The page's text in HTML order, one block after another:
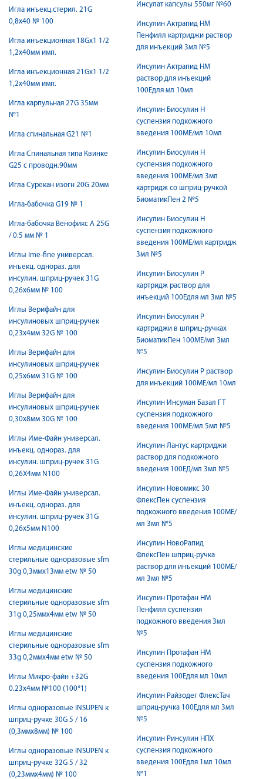
Игла инъекц.стерил. 21G
0,8х40 № 100
Игла инъекционная 18Gх1 1/2
1,2х40мм имп.
Игла инъекционная 21Gх1 1/2
1,2х40мм имп.
Игла карпульная 27G 35мм
№1
Игла спинальная G21 №1
Игла Спинальная типа Квинке
G25 с проводн.90мм
Игла Сурекан изогн 20G 20мм
Игла-бабочка G19 № 1
Игла-бабочка Венофикс А 25G
/ 0.5 мм № 1
Иглы Ime-fine универсал.
инъекц. однораз. для
инсулин. шприц-ручек 31G
0,26х6мм № 100
Иглы Верифайн для
инсулиновых шприц-ручек
0,23х4мм 32G № 100
Иглы Верифайн для
инсулиновых шприц-ручек
0,25х6мм 31G № 100
Иглы Верифайн для
инсулиновых шприц-ручек
0,30х8мм 30G № 100
Иглы Име-Файн универсал.
инъекц. однораз. для
инсулин. шприц-ручек 31G
0,26Х4мм N100
Иглы Име-Файн универсал.
инъекц. однораз. для
инсулин. шприц-ручек 31G
0,26х5мм N100
Иглы медицинские
стерильные одноразовые sfm
30g 0,3ммх13мм etw № 50
Иглы медицинские
стерильные одноразовые sfm
31g 0,25ммх4мм etw № 50
Иглы медицинские
стерильные одноразовые sfm
33g 0,2ммх4мм etw № 50
Иглы Микро-файн +32G
0.23х4мм №100 (100*1)
Иглы одноразовые INSUPEN к
шприц-ручке 30G 5 / 16
(0,3ммx8мм) № 100
Иглы одноразовые INSUPEN к
шприц-ручке 32G 5 / 32
(0,23ммx4мм) № 100
Инсулат капсулы 550мг №60
Инсулин Актрапид НМ
Пенфилл картриджи раствор
для инъекций 3мл №5
Инсулин Актрапид НМ
раствор для инъекций
100Едля мл 10мл
Инсулин Биосулин Н
суспензия подкожного
введения 100МЕ/мл 10мл
Инсулин Биосулин Н
суспензия подкожного
введения 100МЕ/мл 3мл
картридж со шприц-ручкой
БиоматикПен 2 №5
Инсулин Биосулин Н
суспензия подкожного
введения 100МЕ/мл картридж
3мл №5
Инсулин Биосулин Р
картридж раствор для
инъекций 100Едля мл 3мл №5
Инсулин Биосулин Р
картриджи в шприц-ручках
БиоматикПен 100МЕ/мл 3мл
№5
Инсулин Биосулин Р раствор
для инъекций 100МЕ/мл 10мл
Инсулин Инсуман Базал ГТ
суспензия подкожного
введения 100МЕ/мл 5мл №5
Инсулин Лантус картриджи
раствор для подкожного
введения 100ЕД/мл 3мл №5
Инсулин Новомикс 30
ФлексПен суспензия
подкожного введения 100МЕ/
мл 3мл №5
Инсулин НовоРапид
ФлексПен шприц-ручка
раствор для инъекций 100МЕ/
мл 3мл №5
Инсулин Протафан НМ
Пенфилл суспензия
подкожного введения 3мл
№5
Инсулин Протафан НМ
суспензия подкожного
введения 100Едля мл 10мл
Инсулин Райзодег ФлексТач
шприц-ручка 100Едля мл 3мл
№5
Инсулин Ринсулин НПХ
суспензия подкожного
введения 100Едля 1мл 10мл
№1